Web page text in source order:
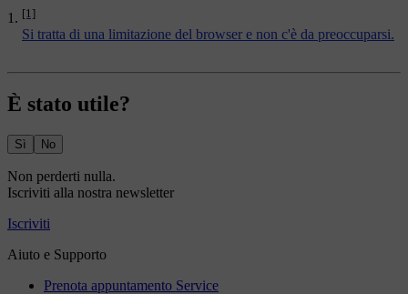
[1]
Si tratta di una limitazione del browser e non c'è da preoccuparsi.
È stato utile?
Sì No